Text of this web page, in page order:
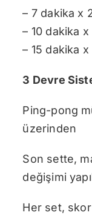
– 7 dakika x
– 10 dakika
– 15 dakika
3 Devre
Ping-pong
üzerinden
Son sette,
değişimi
Her set, skor